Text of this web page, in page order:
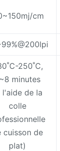
cm
250˚C,
minutes
l'aide de la
colle
cuisson de
plat)